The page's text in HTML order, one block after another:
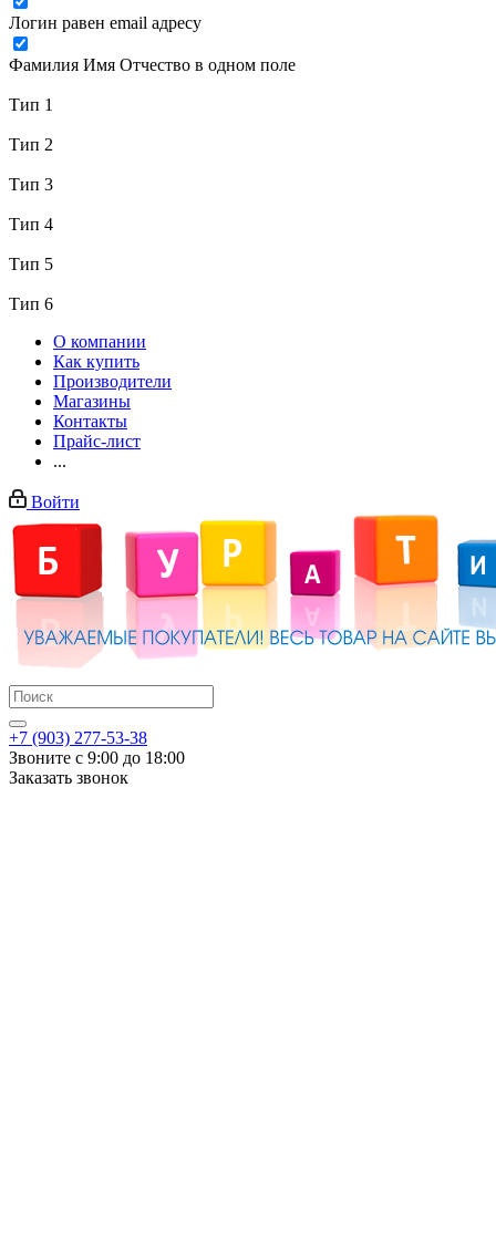
Логин равен email адресу
Фамилия Имя Отчество в одном поле
Тип 1
Тип 2
Тип 3
Тип 4
Тип 5
Тип 6
О компании
Как купить
Производители
Магазины
Контакты
Прайс-лист
...
Войти
+7 (903) 277-53-38
Звоните с 9:00 до 18:00
Заказать звонок